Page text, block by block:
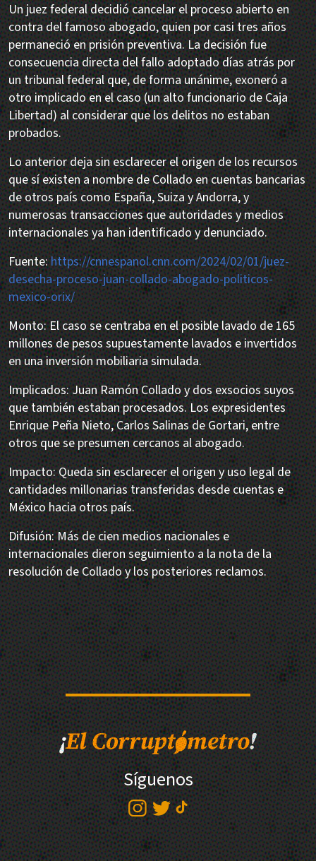
Un juez federal decidió cancelar el proceso abierto en
contra del famoso abogado, quien por casi tres años
permaneció en prisión preventiva. La decisión fue
consecuencia directa del fallo adoptado días atrás por
un tribunal federal que, de forma unánime, exoneró a
otro implicado en el caso (un alto funcionario de Caja
Libertad) al considerar que los delitos no estaban
probados.
Lo anterior deja sin esclarecer el origen de los recursos
que sí existen a nombre de Collado en cuentas bancarias
de otros país como España, Suiza y Andorra, y
numerosas transacciones que autoridades y medios
internacionales ya han identificado y denunciado.
Fuente:https://cnnespanol.cnn.com/2024/02/01/juez-
desecha-proceso-juan-collado-abogado-politicos-
mexico-orix/
Monto: El caso se centraba en el posible lavado de 165
millones de pesos supuestamente lavados e invertidos
en una inversión mobiliaria simulada.
Implicados: Juan Ramón Collado y dos exsocios suyos
que también estaban procesados. Los expresidentes
Enrique Peña Nieto, Carlos Salinas de Gortari, entre
otros que se presumen cercanos al abogado.
Impacto: Queda sin esclarecer el origen y uso legal de
cantidades millonarias transferidas desde cuentas e
México hacia otros país.
Difusión: Más de cien medios nacionales e
internacionales dieron seguimiento a la nota de la
resolución de Collado y los posteriores reclamos.
Síguenos